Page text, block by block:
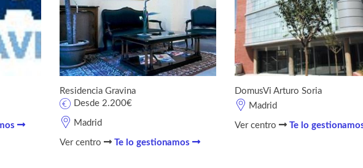
Residencia Gravina
Madrid
Desde 2.200€
Ver centro Te lo gestionamos
DomusVi Arturo Soria
Madrid
Ver centro Te lo